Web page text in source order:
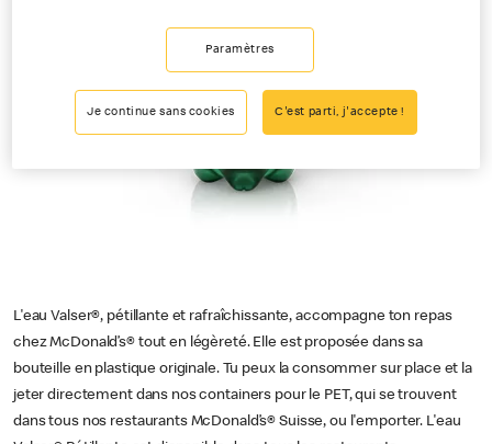
L'eau Valser®, pétillante et rafraîchissante, accompagne ton repas
chez McDonald’s® tout en légèreté. Elle est proposée dans sa
bouteille en plastique originale. Tu peux la consommer sur place et la
jeter directement dans nos containers pour le PET, qui se trouvent
dans tous nos restaurants McDonald’s® Suisse, ou l'emporter. L'eau
Paramètres
Je continue sans cookies C'est parti, j'accepte !